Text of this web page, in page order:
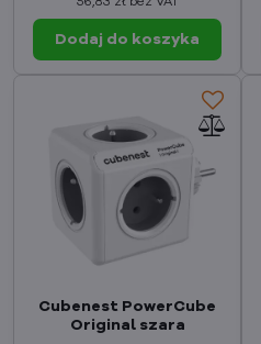
Dodaj do koszyka
Cubenest PowerCube
Original szara